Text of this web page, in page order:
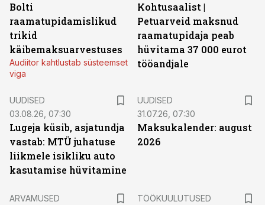
Bolti
raamatupidamislikud
trikid
käibemaksuarvestuses
Audiitor kahtlustab süsteemset
viga
Kohtusaalist |
Petuarveid maksnud
raamatupidaja peab
hüvitama 37 000 eurot
tööandjale
UUDISED
03.08.26, 07:30
Lugeja küsib, asjatundja
vastab: MTÜ juhatuse
liikmele isikliku auto
kasutamise hüvitamine
UUDISED
31.07.26, 07:30
Maksukalender: august
2026
ARVAMUSED
TÖÖKUULUTUSED